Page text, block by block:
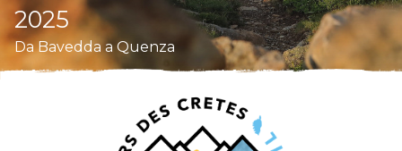
2025
Da Bavedda a Quenza